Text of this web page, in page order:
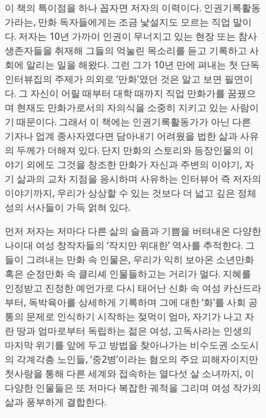
이 책의 특이점을 하나 꼽자면 저자의 이력이다. 인권기록활동
가라는, 만화 독자들에게는 조금 낯설지도 모르는 직업 말이
다. 저자는 10년 가까이 인권이 무너지고 있는 현장 또는 참사
생존자들을 취재해 그들의 억눌린 목소리를 듣고 기록하고 사
회에 알리는 일을 해왔다. 그런 그가 10년 만에 펴내는 첫 단독
인터뷰집의 주제가 의외로 ‘만화’였던 것은 알고 보면 필연이
다. 그 자신이 어릴 때부터 대학 때까지 직업 만화가를 꿈꿨으
며 현재도 만화가로서의 자의식을 소중히 지키고 있는 사람이
기 때문이다. 그래서 이 책에는 인권기록활동가가 아닌 다른
기자나 업계 종사자였다면 담아내기 어려웠을 법한 삶과 사유
의 두께가 더해져 있다. 단지 만화의 스토리와 등장인물의 이
야기 외에도 그것을 창조한 만화가 자신과 주변의 이야기, 자
기 삶과의 교차 지점을 응시하며 사유하는 인터뷰어 즉 저자의
이야기까지, 우리가 상상할 수 있는 것보다 더 넓고 깊은 정체
성의 서사들이 가득 얽혀 있다.
먼저 저자는 저마다 다른 삶의 슬픔과 기쁨을 버텨내온 다양한
나이대 여성 창작자들의 ‘작지만 위대한’ 역사를 추적한다. 그
들이 그려내는 만화 속 인물은, 우리가 익히 보아온 소년만화
혹은 순정만화 속 클리셰 인물들하고는 거리가 멀다. 지혜를
인정받고 진정한 예언가로 다시 태어난 신화 속 여성 카산드라
부터, 독박육아를 상세하게 기록하며 그에 대한 ‘화’를 사회 공
통의 문제로 인식하기 시작하는 젖먹이 엄마, 자기가 나고 자
란 땅과 엄마로부터 독립하는 젊은 여성, 고독사라는 인생의
마지막 위기를 앞에 두고 방법을 찾아나가는 비수도권 소도시
의 각계각층 노인들, ‘중2병’이라는 혐오의 주요 피해자이지만
첫사랑을 통해 다른 세계와 접속하는 열다섯 살 소녀까지, 이
다양한 인물들은 또 저마다 복잡한 궤적을 그리며 여성 작가의
삶과 풍부하게 결합한다.